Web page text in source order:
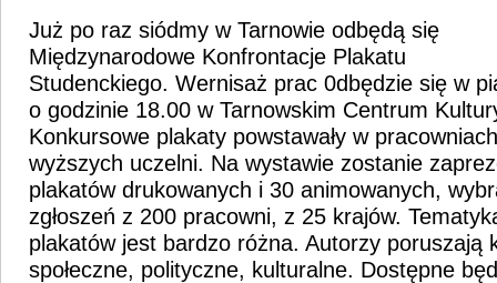
Już po raz siódmy w Tarnowie odbędą się
Międzynarodowe Konfrontacje Plakatu
Studenckiego. Wernisaż prac 0dbędzie się w
o godzinie 18.00 w Tarnowskim Centrum
Konkursowe plakaty powstawały w
wyższych uczelni. Na wystawie zostanie
plakatów drukowanych i 30 animowanych,
zgłoszeń z 200 pracowni, z 25 krajów.
plakatów jest bardzo różna. Autorzy poruszają
społeczne, polityczne, kulturalne. Dostępne